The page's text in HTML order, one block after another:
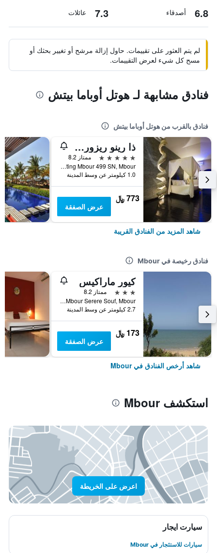
6.8
أصدقاء 7.3 عائلات
لم يتم العثور على تقييمات. حاول إزالة مرشح أو تغيير بحثك أو
مسح كل شيء لعرض التقييمات.
فنادق مشابهة لـ هوتل أوباما بيتش
فنادق بالقرب من هوتل أوباما بيتش
ذا رينو ريزورت هوتل آند سبا
5 نجوم
ممتاز 8.2
Rue du Karting Mbour 499 SN, Mbour, السنغال
1.0 كيلومتر عن وسط المدينة
773 ﷼
عرض الصفقة
شاهد المزيد من الفنادق القريبة
فنادق رخيصة في Mbour
كيور ماراكيس
3 نجوم
ممتاز 8.2
Mbour Serere Souf, Mbour, السنغال
2.7 كيلومتر عن وسط المدينة
173 ﷼
عرض الصفقة
شاهد أرخص الفنادق في Mbour
استكشف Mbour
اعرض على الخريطة
سيارت ايجار
سيارات للاستئجار في Mbour